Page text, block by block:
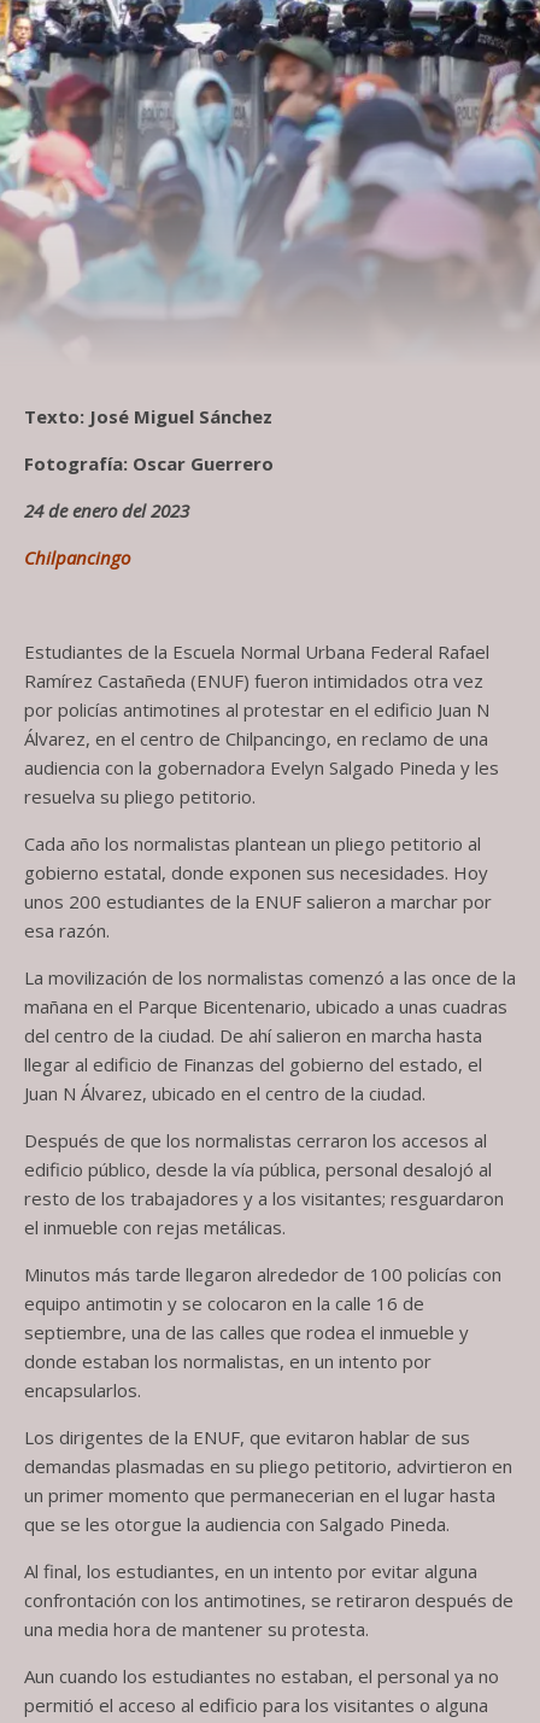
Texto: José Miguel Sánchez
Fotografía: Oscar Guerrero
24 de enero del 2023
Chilpancingo
Estudiantes de la Escuela Normal Urbana Federal Rafael
Ramírez Castañeda (ENUF) fueron intimidados otra vez
por policías antimotines al protestar en el edificio Juan N
Álvarez, en el centro de Chilpancingo, en reclamo de una
audiencia con la gobernadora Evelyn Salgado Pineda y les
resuelva su pliego petitorio.
Cada año los normalistas plantean un pliego petitorio al
gobierno estatal, donde exponen sus necesidades. Hoy
unos 200 estudiantes de la ENUF salieron a marchar por
esa razón.
La movilización de los normalistas comenzó a las once de la
mañana en el Parque Bicentenario, ubicado a unas cuadras
del centro de la ciudad. De ahí salieron en marcha hasta
llegar al edificio de Finanzas del gobierno del estado, el
Juan N Álvarez, ubicado en el centro de la ciudad.
Después de que los normalistas cerraron los accesos al
edificio público, desde la vía pública, personal desalojó al
resto de los trabajadores y a los visitantes; resguardaron
el inmueble con rejas metálicas.
Minutos más tarde llegaron alrededor de 100 policías con
equipo antimotin y se colocaron en la calle 16 de
septiembre, una de las calles que rodea el inmueble y
donde estaban los normalistas, en un intento por
encapsularlos.
Los dirigentes de la ENUF, que evitaron hablar de sus
demandas plasmadas en su pliego petitorio, advirtieron en
un primer momento que permanecerian en el lugar hasta
que se les otorgue la audiencia con Salgado Pineda.
Al final, los estudiantes, en un intento por evitar alguna
confrontación con los antimotines, se retiraron después de
una media hora de mantener su protesta.
Aun cuando los estudiantes no estaban, el personal ya no
permitió el acceso al edificio para los visitantes o alguna